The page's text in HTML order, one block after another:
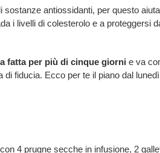
antiossidanti, per questo
i livelli di colesterolo e a proteggersi
fatta per più di cinque giorni e va
fiducia. Ecco per te il piano dal
4 prugne secche in infusione, 2